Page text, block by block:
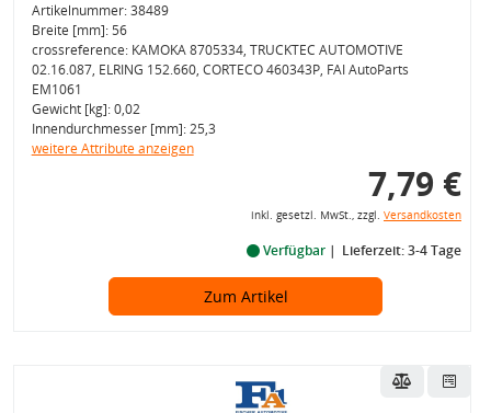
Artikelnummer: 38489
Breite [mm]: 56
crossreference: KAMOKA 8705334, TRUCKTEC AUTOMOTIVE
02.16.087, ELRING 152.660, CORTECO 460343P, FAI AutoParts
EM1061
Gewicht [kg]: 0,02
Innendurchmesser [mm]: 25,3
weitere Attribute anzeigen
7,79 €
inkl. gesetzl. MwSt., zzgl. Versandkosten
Verfügbar Lieferzeit: 3-4 Tage
Zum Artikel